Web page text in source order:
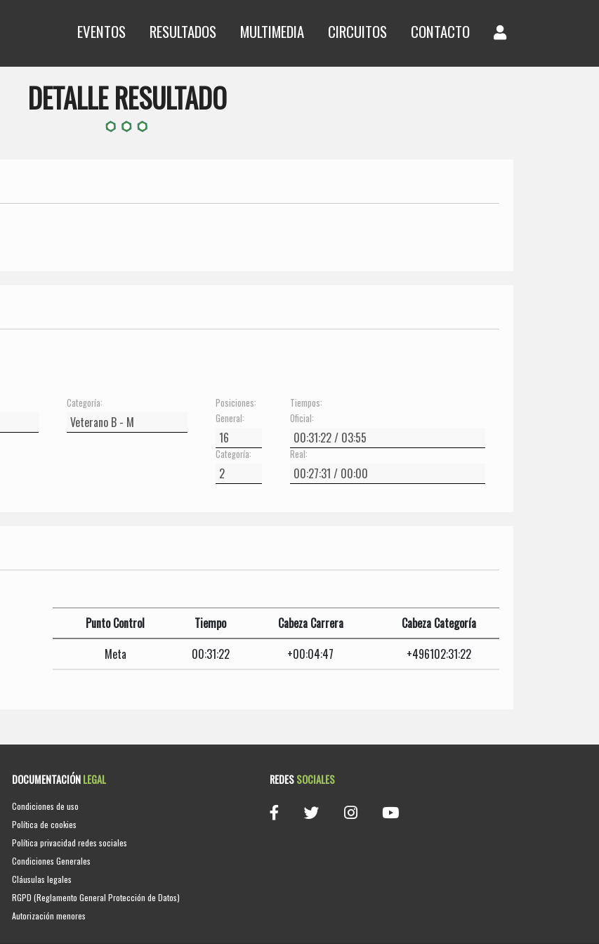
EVENTOS RESULTADOS MULTIMEDIA CIRCUITOS CONTACTO
DETALLE RESULTADO
Categoría:
Posiciones:
General:
Categoría:
Tiempos:
Oficial:
Real:
Punto Control Tiempo Cabeza Carrera
Cabeza Categoría
Meta
00:31:22 +00:04:47 +496102:31:22
DOCUMENTACIÓNLEGAL
Condiciones de uso
Política de cookies
Política privacidad redes sociales
Condiciones Generales
Cláusulas legales
RGPD (Reglamento General Protección de Datos)
Autorización menores
REDESSOCIALES